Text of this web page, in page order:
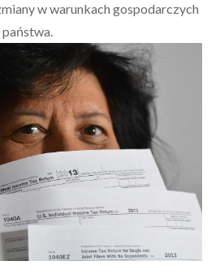
w warunkach gospodarczych